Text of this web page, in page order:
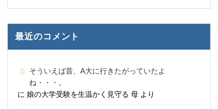
最近のコメント
そういえば昔、A大に行きたがっていたよ
ね・・・。
に 娘の大学受験を生温かく見守る 母 より